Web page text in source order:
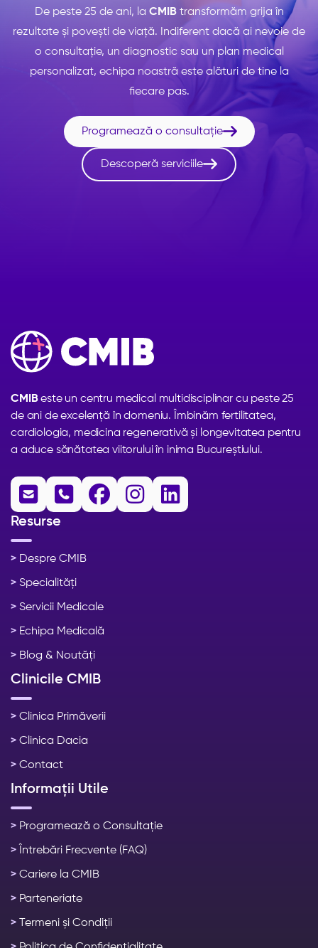
De peste 25 de ani, la CMIBtransformăm grija în
rezultate și povești de viață. Indiferent dacă ai nevoie de
o consultație, un diagnostic sau un plan medical
personalizat, echipa noastră este alături de tine la
fiecare pas.
Programează o consultație
Descoperă serviciile
CMIBeste un centru medical multidisciplinar cu peste 25
de ani de excelență în domeniu. Îmbinăm fertilitatea,
cardiologia, medicina regenerativă și longevitatea pentru
a aduce sănătatea viitorului în inima Bucureștiului.
    
Resurse
> Despre CMIB
> Specialități
> Servicii Medicale
> Echipa Medicală
> Blog & Noutăți
Clinicile CMIB
> Clinica Primăverii
> Clinica Dacia
> Contact
Informații Utile
> Programează o Consultație
> Întrebări Frecvente (FAQ)
> Cariere la CMIB
> Parteneriate
> Termeni și Condiții